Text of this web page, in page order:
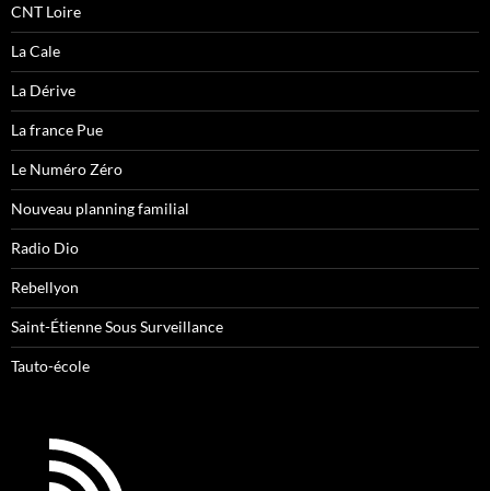
CNT Loire
La Cale
La Dérive
La france Pue
Le Numéro Zéro
Nouveau planning familial
Radio Dio
Rebellyon
Saint-Étienne Sous Surveillance
Tauto-école